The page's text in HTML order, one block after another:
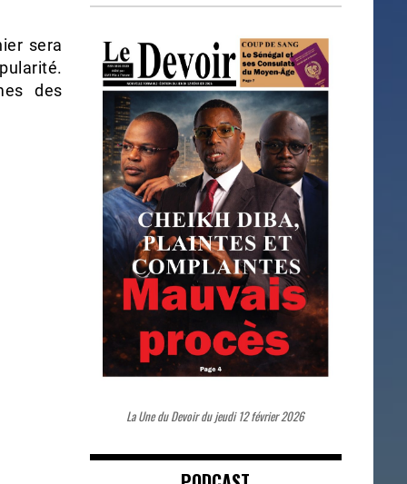
sera
des
La Une du Devoir du jeudi 12 février 2026